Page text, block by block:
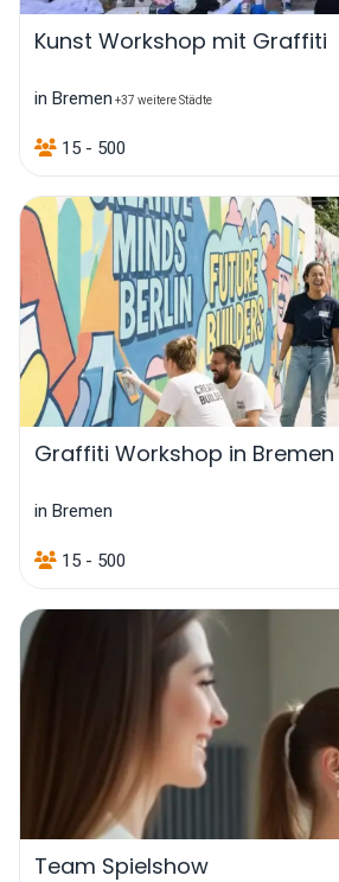
Kunst Workshop mit Graffiti
in Bremen +37 weitere Städte
15 - 500
Graffiti Workshop in Bremen
in Bremen
15 - 500
Team Spielshow